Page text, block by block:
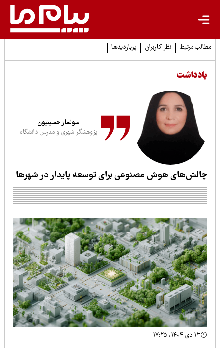
مرتبط نظر کاربران پربازدیدها
سولماز حسینیون
پژوهشگر شهری و مدرس دانشگاه
هوش مصنوعی برای توسعه پایدار در شهرها